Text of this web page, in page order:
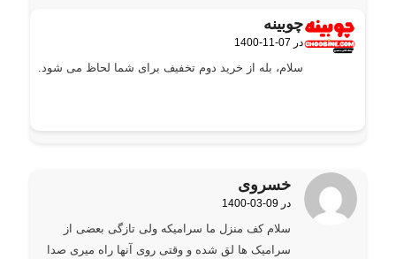
چوبینه
گفته:1400-11-07 در
سلام، بله از خرید دوم تخفیف برای شما لحاظ می شود.
خسروی
گفته:1400-03-09 در
سلام کف منزل ما سرامیکه ولی تازگی بعضی از
سرامیک ها لق شده و وقتی روی آنها راه میری صدا